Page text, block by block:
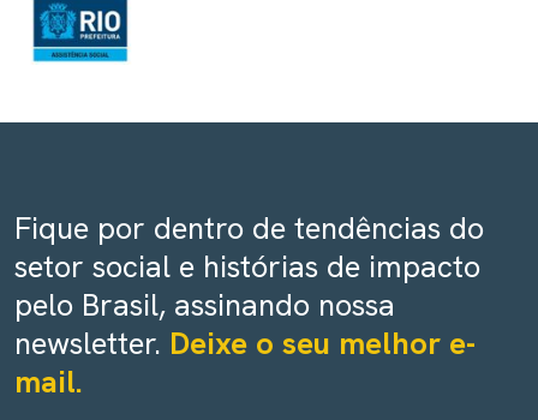
Fique por dentro de tendências do
setor social e histórias de impacto
pelo Brasil, assinando nossa
newsletter. Deixe o seu melhor e-
mail.